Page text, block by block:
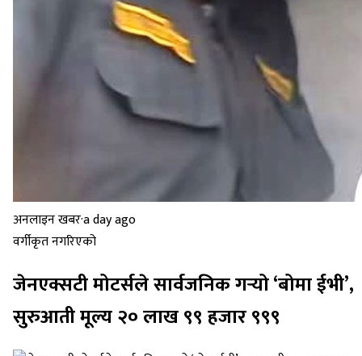
अनलाइन खबर·a day ago
वर्गीकृत नगरिएको
जेनएक्सटी मोटर्सले सार्वजनिक गर्‍यो ‘बोमा ईभी’,
सुरुआती मूल्य २० लाख ९९ हजार ९९९